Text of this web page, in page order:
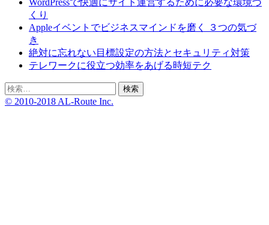
WordPressで快適にサイト運営するために必要な環境づ
くり
Appleイベントでビジネスマインドを磨く ３つの気づ
き
絶対に忘れない目標設定の方法とセキュリティ対策
テレワークに役立つ効率をあげる時短テク
検
索:
© 2010-2018 AL-Route Inc.